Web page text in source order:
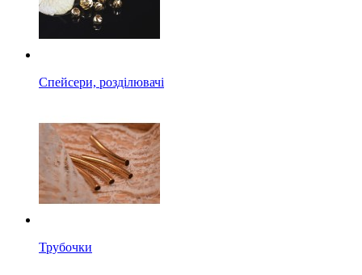
Спейсери, розділювачі
Трубочки